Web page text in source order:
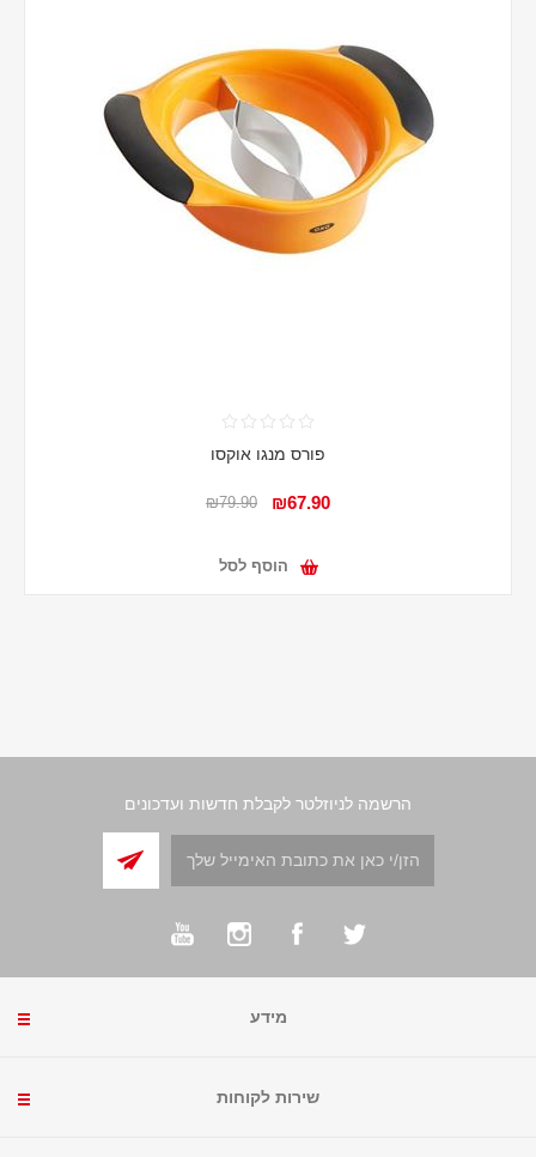
פורס מנגו אוקסו
₪67.90
₪79.90
הוסף לסל
הרשמה לניוזלטר לקבלת חדשות ועדכונים
מידע
שירות לקוחות